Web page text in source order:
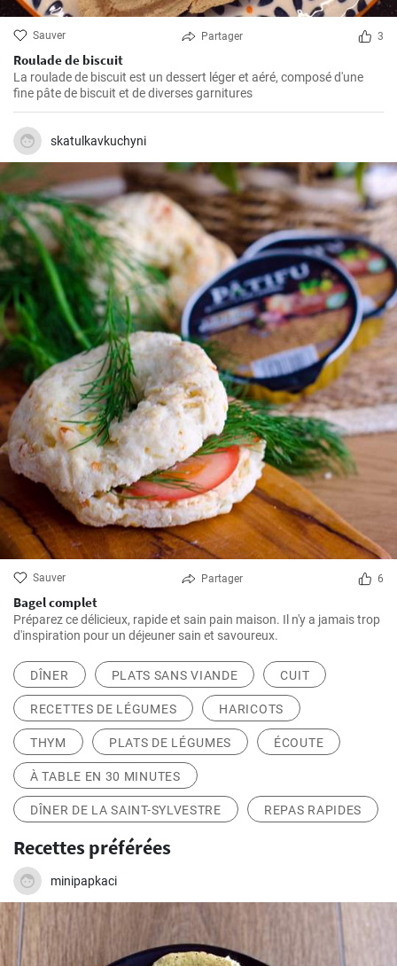
Sauver Partager 3
Roulade de biscuit
La roulade de biscuit est un dessert léger et aéré, composé d'une
fine pâte de biscuit et de diverses garnitures
skatulkavkuchyni
Sauver Partager 6
Bagel complet
Préparez ce délicieux, rapide et sain pain maison. Il n'y a jamais trop
d'inspiration pour un déjeuner sain et savoureux.
DÎNER PLATS SANS VIANDE CUIT
RECETTES DE LÉGUMES HARICOTS
THYM PLATS DE LÉGUMES ÉCOUTE
À TABLE EN 30 MINUTES
DÎNER DE LA SAINT-SYLVESTRE REPAS RAPIDES
Recettes préférées
minipapkaci